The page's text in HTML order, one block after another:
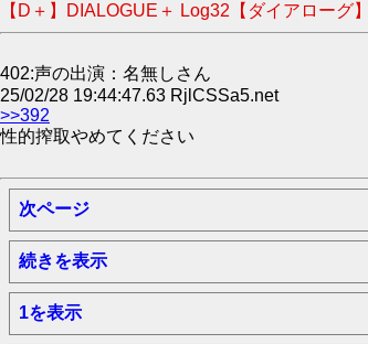
【D＋】DIALOGUE＋ Log32【ダイアローグ】
402:声の出演：名無しさん
25/02/28 19:44:47.63 RjlCSSa5.net
>>392
性的搾取やめてください
次ページ
続きを表示
1を表示